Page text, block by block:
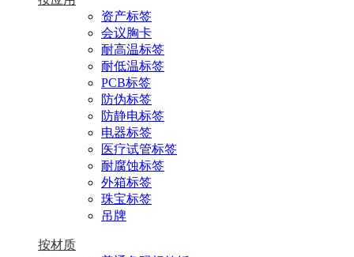
资产标签
会议胸卡
耐高温标签
耐低温标签
PCB标签
防伪标签
防静电标签
电器标签
医疗试管标签
耐腐蚀标签
外箱标签
珠宝标签
吊牌
按材质